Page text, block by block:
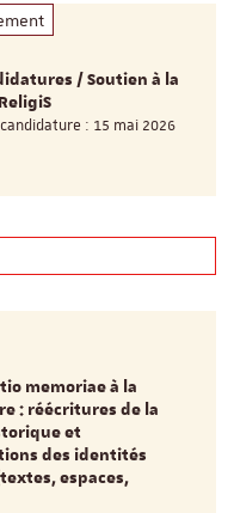
/ Soutien à la
: 15 mai 2026
memoriae à la
: réécritures de la
et
des identités
espaces,